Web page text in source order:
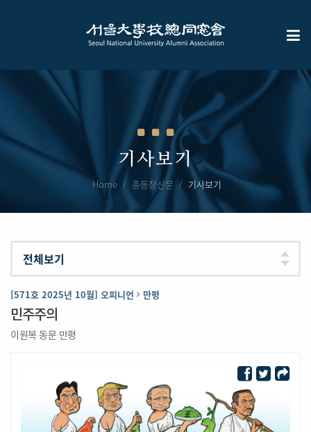
기사보기
Home 총동창신문 기사보기
[571호 2025년 10월] 오피니언 만평
민주주의
이원복 동문 만평